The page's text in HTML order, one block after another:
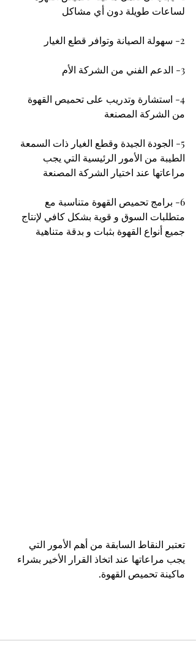
لساعات طويلة دون أي مشاكل
2- سهولة الصيانة وتوافر قطع الغيار
3- الدعم الفني من الشركة الأم
4- استشارة وتدريب على تحميص القهوة
من الشركة المصنعة
5- الجودة الجيدة وقطع الغيار ذات السمعة
الطيبة من الأمور الرئيسية التي يجب
مراعاتها عند اختيار الشركة المصنعة
6- برامج تحميص القهوة متناسبة مع
متطلبات السوق و قوية بشكل كافي لإنتاج
جميع أنواع القهوة بثبات و بدقة متناهية
تعتبر النقاط السابقة من أهم الأمور التي
يجب مراعاتها عند اتخاذ القرار الأخير بشراء
ماكينة تحميص القهوة.